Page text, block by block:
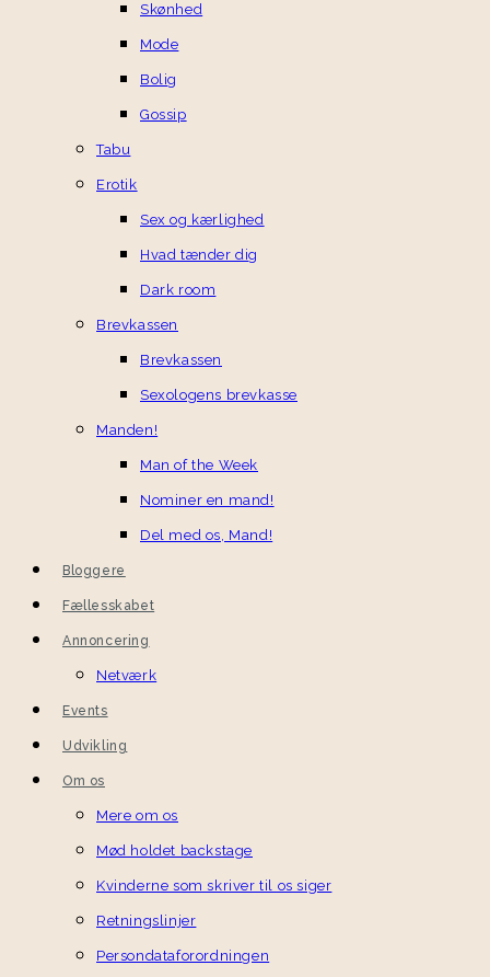
Skønhed
Mode
Bolig
Gossip
Tabu
Erotik
Sex og kærlighed
Hvad tænder dig
Dark room
Brevkassen
Brevkassen
Sexologens brevkasse
Manden!
Man of the Week
Nominer en mand!
Del med os, Mand!
Bloggere
Fællesskabet
Annoncering
Netværk
Events
Udvikling
Om os
Mere om os
Mød holdet backstage
Kvinderne som skriver til os siger
Retningslinjer
Persondataforordningen